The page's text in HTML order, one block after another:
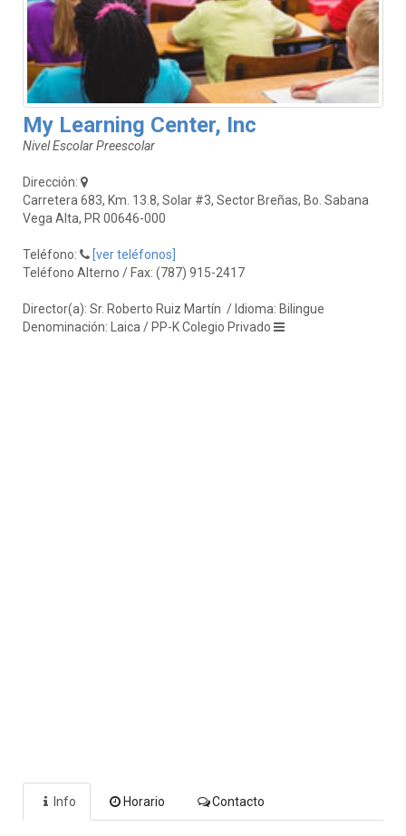
My Learning Center, Inc
Nivel Escolar Preescolar
Dirección:
Carretera 683, Km. 13.8, Solar #3, Sector Breñas, Bo. Sabana
Vega Alta, PR 00646-000
Teléfono:
[ver teléfonos]
Teléfono Alterno / Fax: (787) 915-2417
Director(a): Sr. Roberto Ruiz Martín / Idioma: Bilingue
Denominación: Laica / PP-K Colegio Privado
Info Horario Contacto